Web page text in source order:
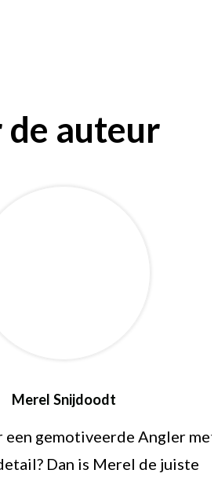
de auteur
Merel Snijdoodt
een gemotiveerde Angler met
Dan is Merel de juiste